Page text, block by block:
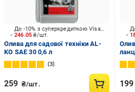
246.05₴/шт.
До -10% з суперкредиткою Visa Вигода
Олива для садової техніки AL-
KO SAE 30 0,6 л
3
259 ₴/шт. 199